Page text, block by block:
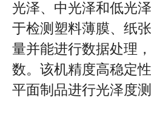
光泽、中光泽和低光
于检测塑料薄膜、纸
量并能进行数据处理
数。该机精度高稳定
平面制品进行光泽度测